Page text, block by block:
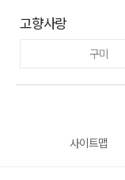
고향사랑
구미
사이트맵